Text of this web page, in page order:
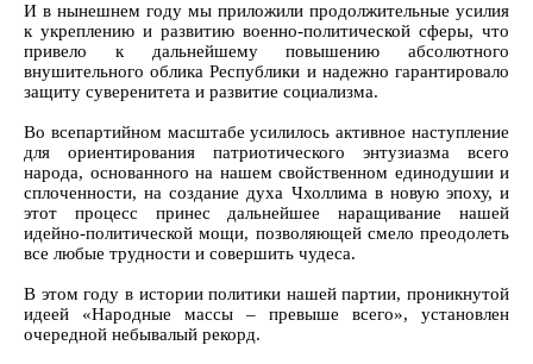
И в нынешнем году мы приложили продолжительные усилия
к укреплению и развитию военно-политической сферы, что
привело к дальнейшему повышению абсолютного
внушительного облика Республики и надежно гарантировало
защиту суверенитета и развитие социализма.
Во всепартийном масштабе усилилось активное наступление
для ориентирования патриотического энтузиазма всего
народа, основанного на нашем свойственном единодушии и
сплоченности, на создание духа Чхоллима в новую эпоху, и
этот процесс принес дальнейшее наращивание нашей
идейно-политической мощи, позволяющей смело преодолеть
все любые трудности и совершить чудеса.
В этом году в истории политики нашей партии, проникнутой
идеей «Народные массы – превыше всего», установлен
очередной небывалый рекорд.